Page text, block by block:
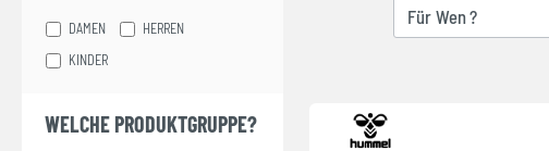
DAMEN HERREN
KINDER
WELCHE PRODUKTGRUPPE?
Für Wen ?